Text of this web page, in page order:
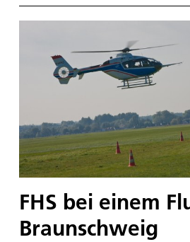
Luftfahrtforschung setzt.
FHS bei einem
Braunschweig